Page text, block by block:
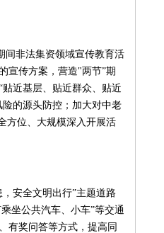
非法集资领域宣传教育活
宣传方案，营造"两节”期
近基层、贴近群众、贴近
的源头防控；加大对中老
方位、大规模深入开展活
安全文明出行”主题道路
坐公共汽车、小车”等交通
有奖问答等方式，提高同